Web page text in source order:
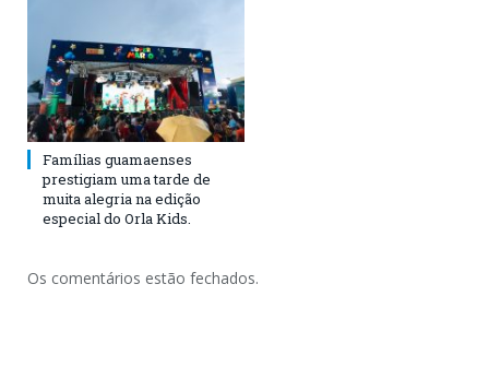
Famílias guamaenses
prestigiam uma tarde de
muita alegria na edição
especial do Orla Kids.
Os comentários estão fechados.